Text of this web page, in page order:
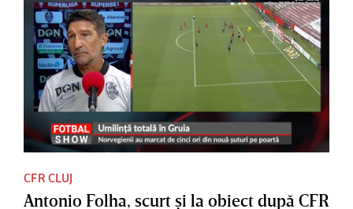
CFR CLUJ
Antonio Folha, scurt şi la obiect după CFR